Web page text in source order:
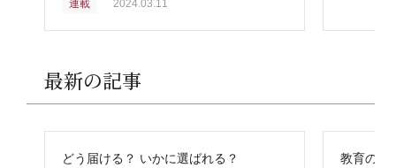
連載 2024.03.11
最新の記事
どう届ける？ いかに選ばれる？ 教育の再